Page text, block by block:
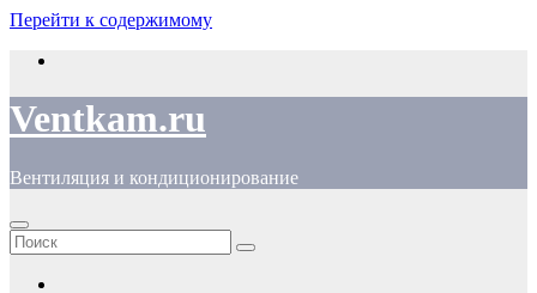
Перейти к содержимому
Ventkam.ru
Вентиляция и кондиционирование